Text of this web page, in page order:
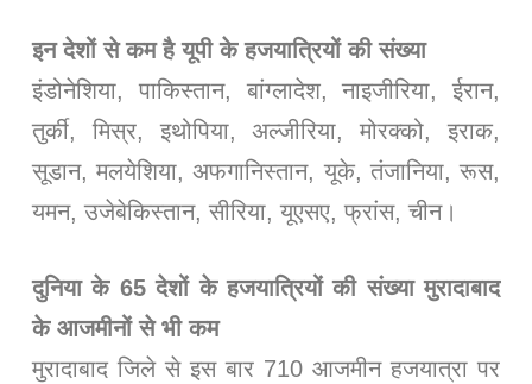
इन देशों से कम है यूपी के हजयात्रियों की संख्या
इंडोनेशिया, पाकिस्तान, बांग्लादेश, नाइजीरिया, ईरान,
तुर्की, मिस्र, इथोपिया, अल्जीरिया, मोरक्को, इराक,
सूडान, मलयेशिया, अफगानिस्तान, यूके, तंजानिया, रूस,
यमन, उजेबेकिस्तान, सीरिया, यूएसए, फ्रांस, चीन।
दुनिया के 65 देशों के हजयात्रियों की संख्या मुरादाबाद
के आजमीनों से भी कम
मुरादाबाद जिले से इस बार 710 आजमीन हजयात्रा पर